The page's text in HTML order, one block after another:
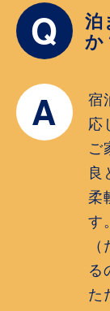
Q 泊
か
A
宿
応
ご
良
柔
す。
る
た